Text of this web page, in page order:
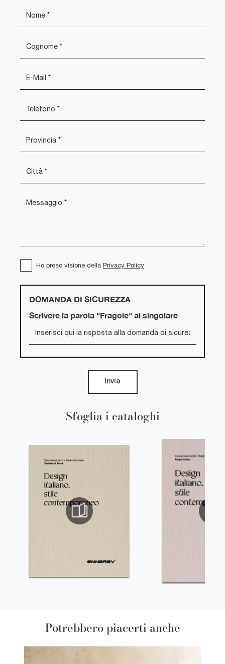
Sfoglia i cataloghi
Ho preso visione della Privacy Policy
DOMANDA DI SICUREZZA
Scrivere la parola "Fragole" al singolare
Invia
Potrebbero piacerti anche